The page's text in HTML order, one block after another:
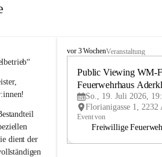
dient der
A
vor 3 WochenVeranstaltung
Public Viewing WM-
Feuerwehrhaus
So., 19. Juli 2026,
Event von
Freiwillige